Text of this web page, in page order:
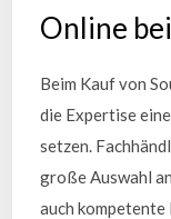
Online
Beim Kauf von
die Expertise
setzen.
große Auswahl
auch